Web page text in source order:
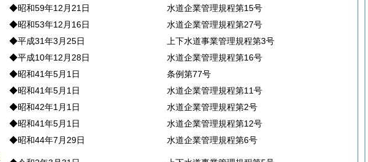
◆昭和59年12月21日
水道企業管理規程第15号
◆昭和53年12月16日
水道企業管理規程第27号
◆平成31年3月25日
上下水道事業管理規程第3号
◆平成10年12月28日
水道企業管理規程第16号
◆昭和41年5月1日
条例第77号
◆昭和41年5月1日
水道企業管理規程第11号
◆昭和42年1月1日
水道企業管理規程第2号
◆昭和41年5月1日
水道企業管理規程第12号
◆昭和44年7月29日
水道企業管理規程第6号